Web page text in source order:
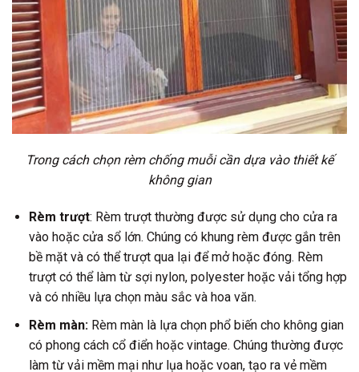
Trong cách chọn rèm chống muỗi cần dựa vào thiết kế
không gian
Rèm trượt: Rèm trượt thường được sử dụng cho cửa ra
vào hoặc cửa sổ lớn. Chúng có khung rèm được gắn trên
bề mặt và có thể trượt qua lại để mở hoặc đóng. Rèm
trượt có thể làm từ sợi nylon, polyester hoặc vải tổng hợp
và có nhiều lựa chọn màu sắc và hoa văn.
Rèm màn:Rèm màn là lựa chọn phổ biến cho không gian
có phong cách cổ điển hoặc vintage. Chúng thường được
làm từ vải mềm mại như lụa hoặc voan, tạo ra vẻ mềm